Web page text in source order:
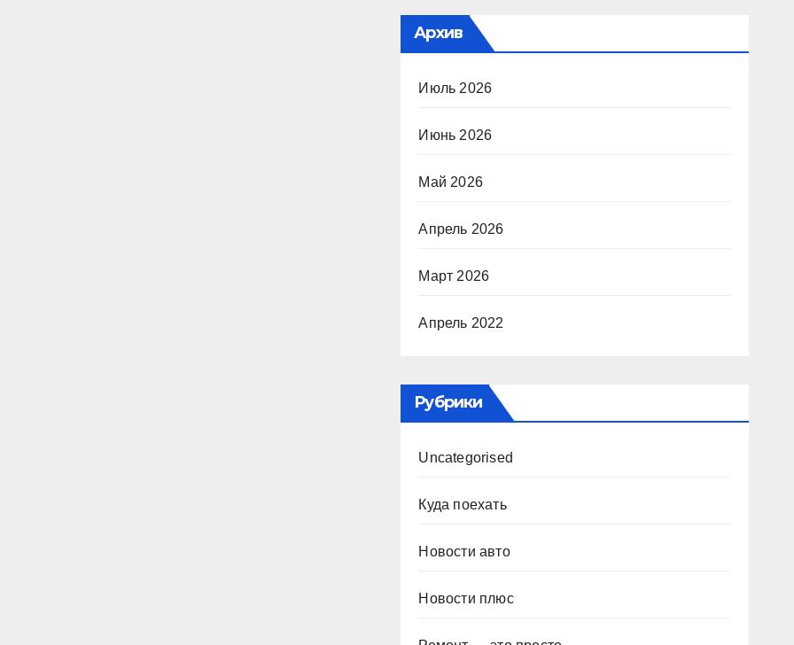
Архив
Июль 2026
Июнь 2026
Май 2026
Апрель 2026
Март 2026
Апрель 2022
Рубрики
Uncategorised
Куда поехать
Новости авто
Новости плюс